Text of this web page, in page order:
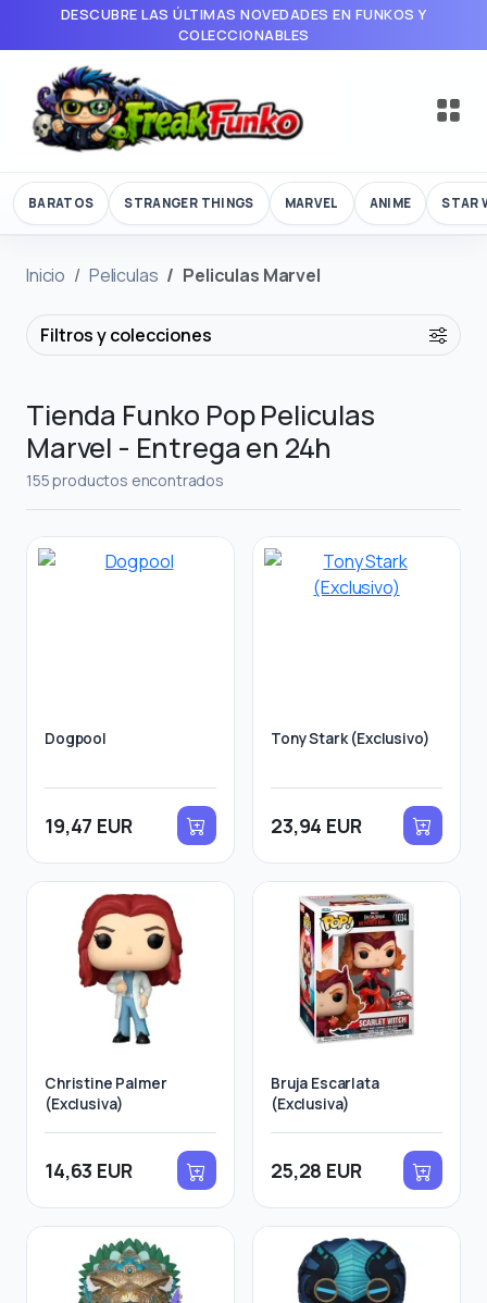
DESCUBRE LAS ÚLTIMAS NOVEDADES EN FUNKOS Y
COLECCIONABLES
BARATOS STRANGER THINGS MARVEL ANIME STAR
Inicio Peliculas Peliculas Marvel
Filtros y colecciones
Tienda Funko Pop Peliculas
Marvel - Entrega en 24h
155 productos encontrados
Dogpool
19,47 EUR
Tony Stark (Exclusivo)
23,94 EUR
Christine Palmer
(Exclusiva)
14,63 EUR
Bruja Escarlata
(Exclusiva)
25,28 EUR